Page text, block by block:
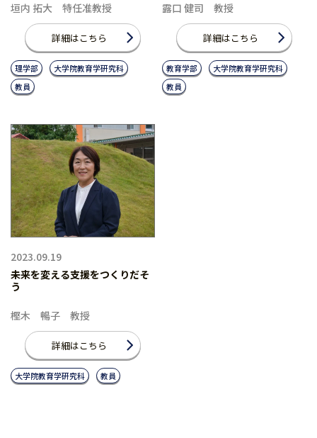
垣内 拓大 特任准教授
詳細はこちら
理学部
大学院教育学研究科
教員
露口 健司 教授
詳細はこちら
教育学部
大学院教育学研究科
教員
2023.09.19
未来を変える支援をつくりだそ
う
樫木 暢子 教授
詳細はこちら
大学院教育学研究科 教員